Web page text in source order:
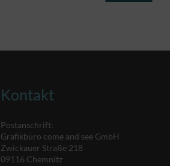
Kontakt
Postanschrift:
Grafikbüro come and see GmbH
Zwickauer Straße 218
09116 Chemnitz